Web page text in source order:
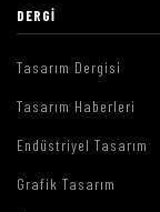
DERGI
Tasarım Dergisi
Tasarım Haberleri
Endüstriyel Tasarım
Grafik Tasarım